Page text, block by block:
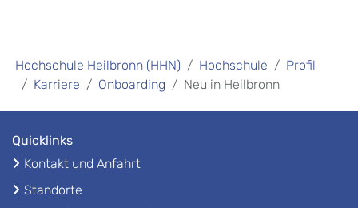
Hochschule Heilbronn (HHN) Hochschule
Profil
Karriere
Onboarding Neu in Heilbronn
Quicklinks
Kontakt und Anfahrt
Standorte